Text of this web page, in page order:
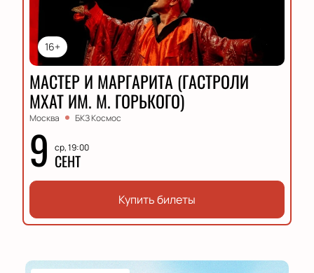
16+
МАСТЕР И МАРГАРИТА (ГАСТРОЛИ
МХАТ ИМ. М. ГОРЬКОГО)
Москва БКЗ Космос
9 ср, 19:00
СЕНТ
Купить билеты